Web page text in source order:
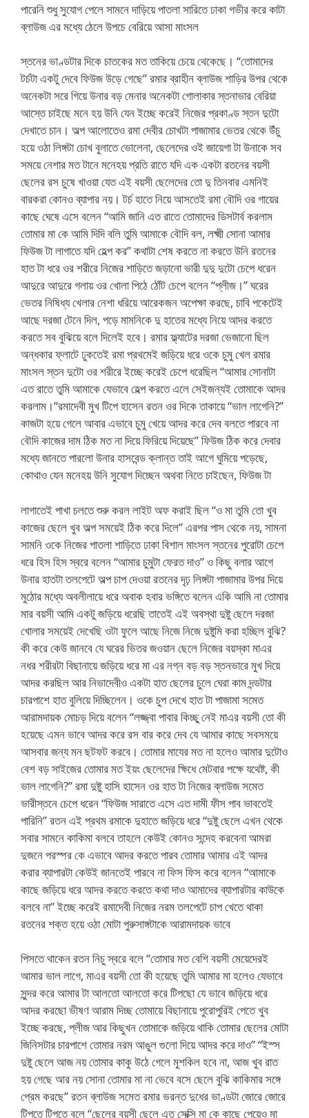
পারেনি শুধু সুযোগ পেলে সামনে দাড়িয়ে পাতলা সারিতে ঢাকা গভীর করে কাটা
ব্লাউজ এর মধ্যে ঠেলে উপচে বেরিয়ে আসা মাংসল
স্তনের ভাণ্ডটার দিকে চাতকের মত তাকিয়ে চেয়ে থেকেছে। “তোমাদের
টর্চটা একটু দেবে ফিউজ উড়ে গেছে” রমার ব্রাহীন ব্লাউজ শাড়ির উপর থেকে
অনেকটা সরে গিয়ে উনার বড় মেনার অনেকটা গোলাকার স্তনাভার বেরিয়া
আস্তে চাইছে মনে হয় উনি যেন ইচ্ছে করেই নিজের প্রকাণ্ড স্তন দুটো
দেখাতে চান। অল্প আলোতেও রমা দেবীর চোখটা পাজামার ভেতর থেকে উঁচু
হয়ে ওঠা লিঙ্গটা চোখ বুলাতে ভোলেনা, ছেলেদের ওই জায়েগা টা উনাকে সব
সময়ে নেশার মত টানে মনেহয় প্রতি রাতে যদি এক একটা রতনের বয়সী
ছেলের রস চুষে খাওয়া যেত এই বয়সী ছেলেদের তো দু তিনবার এমনিই
বারকরা কোনও ব্যাপার নয়। টর্চ হাতে নিয়ে আসতেই রমা বৌদি ওর গায়ের
কাছে ঘেষে এসে বলেন “আমি জানি এত রাতে তোমাদের ডিসটার্ব করলাম
তোমার মা কে আমি দিদি বলি তুমি আমাকে বৌদি বল, লক্ষ্মী সোনা আমার
ফিউজ টা লাগাতে যদি হেল্প কর” কথাটা শেষ করতে না করতে উনি রতনের
হাত টা ধরে ওর শরীরে নিজের শাড়িতে জড়ানো ভারী দুদু দুটো চেপে ধরেন
আদুরে আদুরে গলায় ওর খোলা পিঠে ঠোঁট চেপে বলেন “প্লীজ।” ঘরের
ভেতর নিষিধ্য খেলার নেশা ধরিয়ে আরেকজন অপেক্ষা করছে, চাবি পকেটেই
আছে দরজা টেনে দিল, পড়ে মামনিকে দু হাতের মধ্যে নিয়ে আদর করতে
করতে সব বুঝিয়ে বলে দিলেই হবে। রমার ফ্ল্যাটের দরজা ভেজানো ছিল
অন্ধকার ফ্লাটে ঢুকতেই রমা প্রথমেই জড়িয়ে ধরে ওকে চুমু খেল রমার
মাংসল স্তন দুটো ওর শরীরে ইচ্ছে করেই চেপে ধরেছিল “আমার সোনাটা
এত রাতে তুমি আমাকে যেভাবে হেল্প করতে এলে সেইজন্যই তোমাকে আদর
করলাম।”রমাদেবী মুখ টিপে হাসেন রতন ওর দিকে তাকায়ে “ভাল লাগেনি?”
কাজটা হয়ে গেলে আবার এভাবে চুমু খেয়ে আদর করে দেব বলতে পারবে না
বৌদি কাজের দাম ঠিক মত না দিয়ে ফিরিয়ে দিয়েছে” ফিউজ ঠিক করে দেবার
মধ্যে জানতে পারলো উনার হাসবেন্ড ক্লান্ত তাই আগে ঘুমিয়ে পড়েছে,
কোথাও যেন মনেহয় উনি সুযোগ দিচ্ছেন অথবা নিতে চাইছেন, ফিউজ টা
লাগাতেই পাখা চলতে শুরু করল লাইট অফ করাই ছিল “ও মা তুমি তো খুব
কাজের ছেলে খুব অল্প সময়েই ঠিক করে দিলে” এরপর পাস থেকে নয়, সামনা
সামনি ওকে নিজের পাতলা শাড়িতে ঢাকা বিশাল মাংসল স্তনের পুরোটা চেপে
ধরে হিস হিস স্বরে বলেন “আমার চুমুটা ফেরত দাও” ও কিছু বলার আগে
উনার হাতটা তলপেটে অল্প চাপ দেওয়া রতনের দৃঢ় লিঙ্গটা পাজামার উপর দিয়ে
মুঠোর মধ্যে অবলীলায়ে ধরে অবাক হবার ভঙ্গিতে বলেন একি আমি না তোমার
মার বয়সী আমি একটু জড়িয়ে ধরেছি তাতেই এই অবস্থা দুষ্টু ছেলে দরজা
খোলার সময়েই দেখেছি ওটা ফুলে আছে নিজে নিজে দুষ্টুমি করা হচ্ছিল বুঝি?
কী করে কেউ জানবে যে ঘরের ভিতর জওয়ান ছেলে নিজের বয়স্কা মাএর
নধর শরীরটা বিছানায়ে জড়িয়ে ধরে মা এর নগ্ন বড় বড় স্তনভারে মুখ দিয়ে
আদর করছিল আর নিভাদেবীও একটা হাত ছেলের চুলে ঘেরা কাম দন্ডটার
চারপাশে হাত বুলিয়ে দিচ্ছিলেন। ওকে চুপ দেখে হাত টা পাজামা সমেত
আরামদায়ক মোচড় দিয়ে বলেন “লজ্জ্বা পাবার কিচ্ছু নেই মাএর বয়সী তো কী
হয়েছে এমন ভাবে আদর করে রস বার করে দেব যে আমার কাছে সবসময়ে
আসবার জন্য মন ছটফট করবে। তোমার মাযের মত না হলেও আমার দুটোও
বেশ বড় সাইজের তোমার মত ইয়ং ছেলেদের ক্ষিধে মেটবার পক্ষে যথেষ্ট, কী
ভাল লাগেনি?” রমা দুষ্টু হাসি হাসেন ওর হাত টা নিজের ব্লাউজ সমেত
ভারীস্তনে চেপে ধরেন “ফিউজ সারাতে এসে এত দামী ফীস পাব ভাবতেই
পারিনি” রতন এই প্রথম রমাকে দুহাতে জড়িয়ে ধরে “দুষ্টু ছেলে এখন থেকে
সবার সামনে কাকিমা বলবে তাহলে কেউই কোনও সন্দেহ করবেনা আমরা
দুজনে পরস্পর কে এভাবে আদর করতে পারব তোমার আমার এই আদর
করার ব্যাপারটা কেউই জানতেই পারবে না ফিস ফিস করে বলেন “আমাকে
কাছে জড়িয়ে ধরে আদর করতে করতে কথা দাও আমাদের ব্যাপারটার কাউকে
বলবে না” ইচ্ছে করেই রমাদেবী নিজের নরম তলপেটে চাপ খেতে থাকা
রতনের শক্ত হয়ে ওঠা মোটা পুরুসাঙ্গটাকে আরামদায়ক ভাবে
পিসতে থাকেন রতন নিচু স্বরে বলে “তোমার মত বেশি বয়সী মেয়েদেরই
আমার ভাল লাগে, মাএর বয়সী তো কী হয়েছে তুমি আমার মা হলেও যেভাবে
সুন্দর করে আমার টা আলতো আলতো করে টিপছো যে ভাবে জড়িয়ে ধরে
আদর করছো ভীষণ আরাম দিচ্ছ তোমায়ে বিছানায়ে পুরোপুরিই পেতে খুব
ইচ্ছে করছে, প্লীজ আর কিছুখন তোমাকে জড়িয়ে থাকি তোমার ছেলের মোটা
জিনিসটার চারপাশে তোমার নরম আঙুল গুলো দিয়ে আদর করে দাও” “ইস্স
দুষ্টু ছেলে আজ নয় তোমার কাকু উঠে গেলে মুশকিল হবে না, আজ খুব রাত
হয় গেছে আর নয় সোনা তোমার মা না ভেবে বসে ছেলে বুঝি কাকিমার সঙ্গে
প্রেম করছে” রতন ব্লাউজ সমেত রমার ভরন্ত দুধের ভাণ্ডটা জোরে জোরে
টিপতে টিপতে বলে “ছেলের বয়সী ছেলে এত সেক্সি মা কে কাছে পেয়েও মা